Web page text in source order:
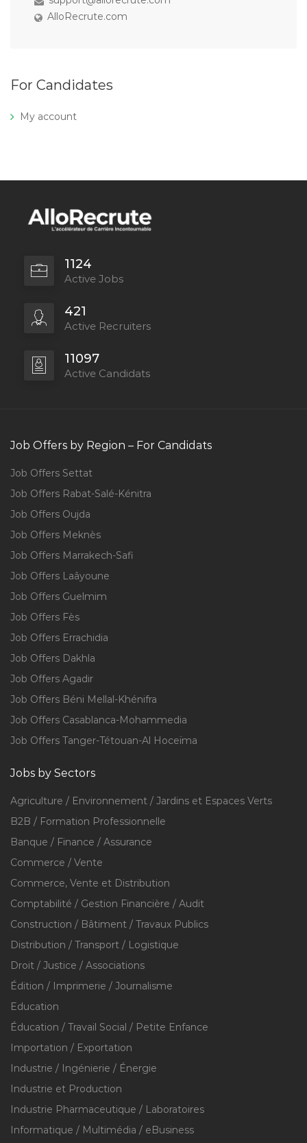
AlloRecrute.com
For Candidates
My account
1124
Active Jobs
421
Active Recruiters
11097
Active Candidats
Job Offers by Region – For Candidats
Job Offers Settat
Job Offers Rabat-Salé-Kénitra
Job Offers Oujda
Job Offers Meknès
Job Offers Marrakech-Safi
Job Offers Laâyoune
Job Offers Guelmim
Job Offers Fès
Job Offers Errachidia
Job Offers Dakhla
Job Offers Agadir
Job Offers Béni Mellal-Khénifra
Job Offers Casablanca-Mohammedia
Job Offers Tanger-Tétouan-Al Hoceïma
Jobs by Sectors
Agriculture / Environnement / Jardins et Espaces Verts
B2B / Formation Professionnelle
Banque / Finance / Assurance
Commerce / Vente
Commerce, Vente et Distribution
Comptabilité / Gestion Financière / Audit
Construction / Bâtiment / Travaux Publics
Distribution / Transport / Logistique
Droit / Justice / Associations
Édition / Imprimerie / Journalisme
Education
Éducation / Travail Social / Petite Enfance
Importation / Exportation
Industrie / Ingénierie / Énergie
Industrie et Production
Industrie Pharmaceutique / Laboratoires
Informatique / Multimédia / eBusiness